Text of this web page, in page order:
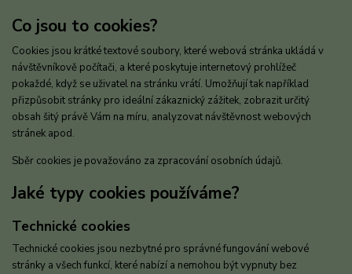
Co jsou to cookies?
Cookies jsou krátké textové soubory, které webová stránka ukládá v
návštěvníkově počítači, a které poskytuje internetový prohlížeč
pokaždé, když se uživatel na stránku vrátí. Umožňují tak například
přizpůsobit stránky pro ideální zákaznický zážitek, zobrazit určitý
obsah šitý právě Vám na míru, analyzovat návštěvnost webových
stránek apod.
Sběr cookies je považováno za zpracování osobních údajů.
Jaké typy cookies používáme?
Technické cookies
Technické cookies jsou nezbytné pro správné fungování webové
stránky a všech funkcí, které nabízí a nemohou být vypnuty bez